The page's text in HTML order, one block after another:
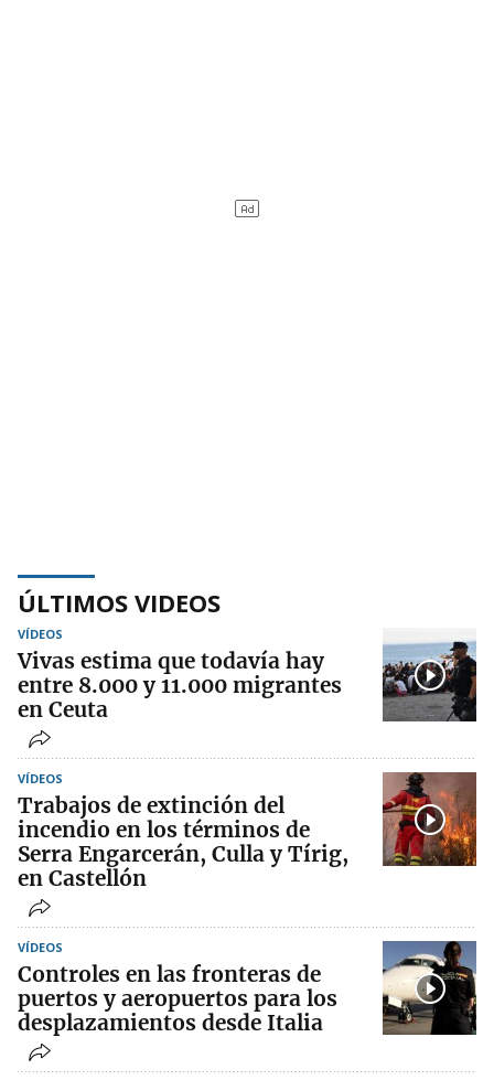
ÚLTIMOS VIDEOS
VÍDEOS
Vivas estima que todavía hay
entre 8.000 y 11.000 migrantes
en Ceuta
VÍDEOS
Trabajos de extinción del
incendio en los términos de
Serra Engarcerán, Culla y Tírig,
en Castellón
VÍDEOS
Controles en las fronteras de
puertos y aeropuertos para los
desplazamientos desde Italia